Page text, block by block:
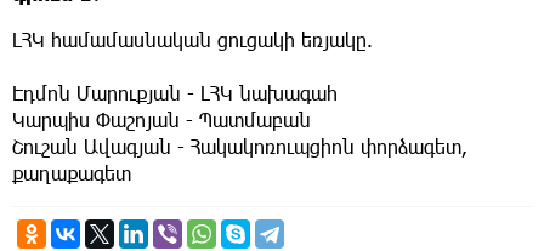
ԼՀԿ համամասնական ցուցակի եռյակը.
Էդմոն Մարուքյան - ԼՀԿ նախագահ
Կարպիս Փաշոյան - Պատմաբան
Շուշան Ավագյան - Հակակոռուպցիոն փորձագետ,
քաղաքագետ